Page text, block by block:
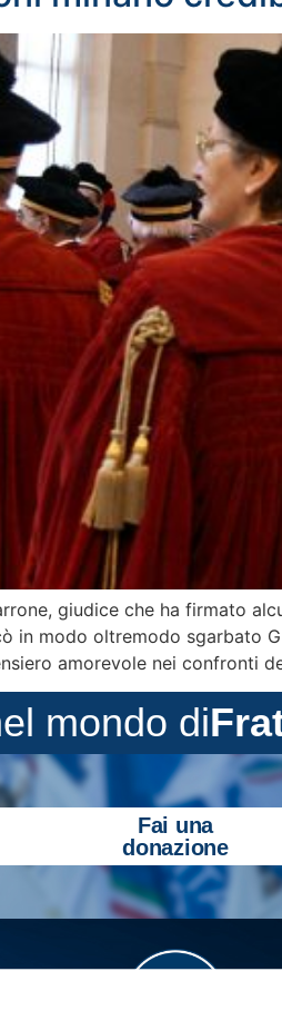
giudice che ha firmato
in modo oltremodo sgarbato
amorevole nei confronti
mondo di
Fai una
donazione